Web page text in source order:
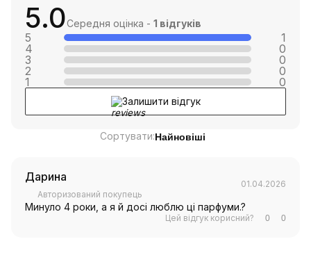
5.0Середня оцінка - 1 відгуків
5
1
4
0
3
0
2
0
1
0
Залишити відгук
Сортувати:Найновіші
Дарина
Авторизований покупець
01.04.2026
Минуло 4 роки, а я й досі люблю ці парфуми.?
Цей відгук корисний? 0 0